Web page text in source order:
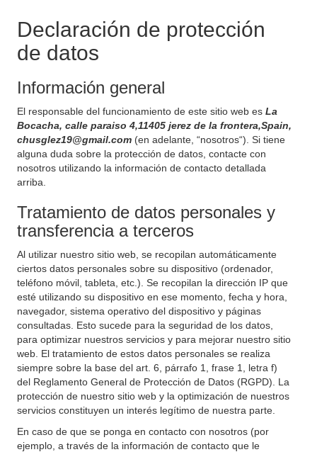
Declaración de protección
de datos
Información general
El responsable del funcionamiento de este sitio web es La
Bocacha, calle paraiso 4,11405 jerez de la frontera,Spain,
chusglez19@gmail.com (en adelante, “nosotros“). Si tiene
alguna duda sobre la protección de datos, contacte con
nosotros utilizando la información de contacto detallada
arriba.
Tratamiento de datos personales y
transferencia a terceros
Al utilizar nuestro sitio web, se recopilan automáticamente
ciertos datos personales sobre su dispositivo (ordenador,
teléfono móvil, tableta, etc.). Se recopilan la dirección IP que
esté utilizando su dispositivo en ese momento, fecha y hora,
navegador, sistema operativo del dispositivo y páginas
consultadas. Esto sucede para la seguridad de los datos,
para optimizar nuestros servicios y para mejorar nuestro sitio
web. El tratamiento de estos datos personales se realiza
siempre sobre la base del art. 6, párrafo 1, frase 1, letra f)
del Reglamento General de Protección de Datos (RGPD). La
protección de nuestro sitio web y la optimización de nuestros
servicios constituyen un interés legítimo de nuestra parte.
En caso de que se ponga en contacto con nosotros (por
ejemplo, a través de la información de contacto que le